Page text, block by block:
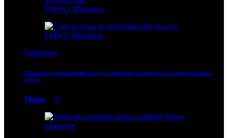
FMWG Magazine
Psihologie
Eliminarea toxicității din viața ta: scapă de oameni toxici și comportamente
nocive
Mona 0